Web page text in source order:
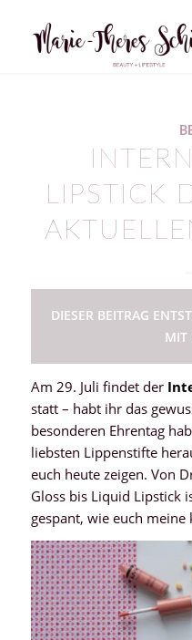
LIPSTICK
DIESER BEITRAG
MIT
Am 29. Juli findet der
statt – habt ihr das
besonderen Ehrentag
liebsten Lippenstifte
euch heute zeigen. Von
Gloss bis Liquid Lipstick
gespant, wie euch